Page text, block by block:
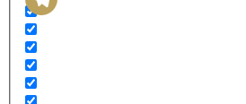
Telegram